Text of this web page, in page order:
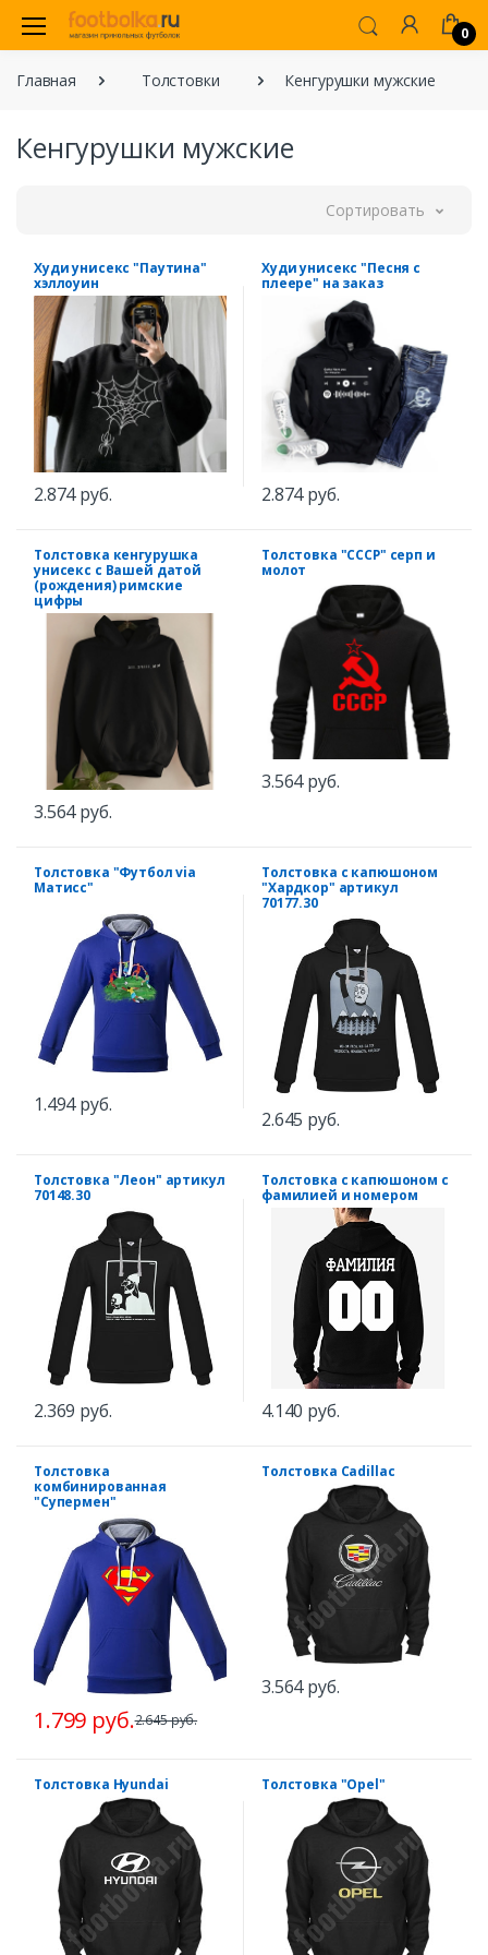
0
Главная Толстовки Кенгурушки мужские
Кенгурушки мужские
Сортировать
Худи унисекс "Паутина"
хэллоуин
2.874 руб.
Худи унисекс "Песня с
плеере" на заказ
2.874 руб.
Толстовка кенгурушка
унисекс с Вашей датой
(рождения) римские
цифры
3.564 руб.
Толстовка "СССР" серп и
молот
3.564 руб.
Толстовка "Футбол via
Матисс"
1.494 руб.
Толстовка с капюшоном
"Хардкор" артикул
70177.30
2.645 руб.
Толстовка "Леон" артикул
70148.30
2.369 руб.
Толстовка с капюшоном с
фамилией и номером
4.140 руб.
Толстовка
комбинированная
"Супермен"
1.799 руб.2.645 руб.
Толстовка Сadillac
3.564 руб.
Толстовка Hyundai Толстовка "Opel"